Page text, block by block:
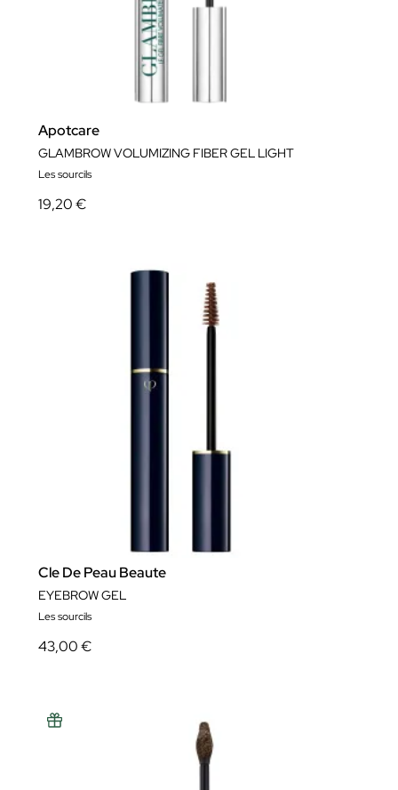
Apotcare
GLAMBROW VOLUMIZING FIBER GEL LIGHT
Les sourcils
19,20 €
Cle De Peau Beaute
EYEBROW GEL
Les sourcils
43,00 €